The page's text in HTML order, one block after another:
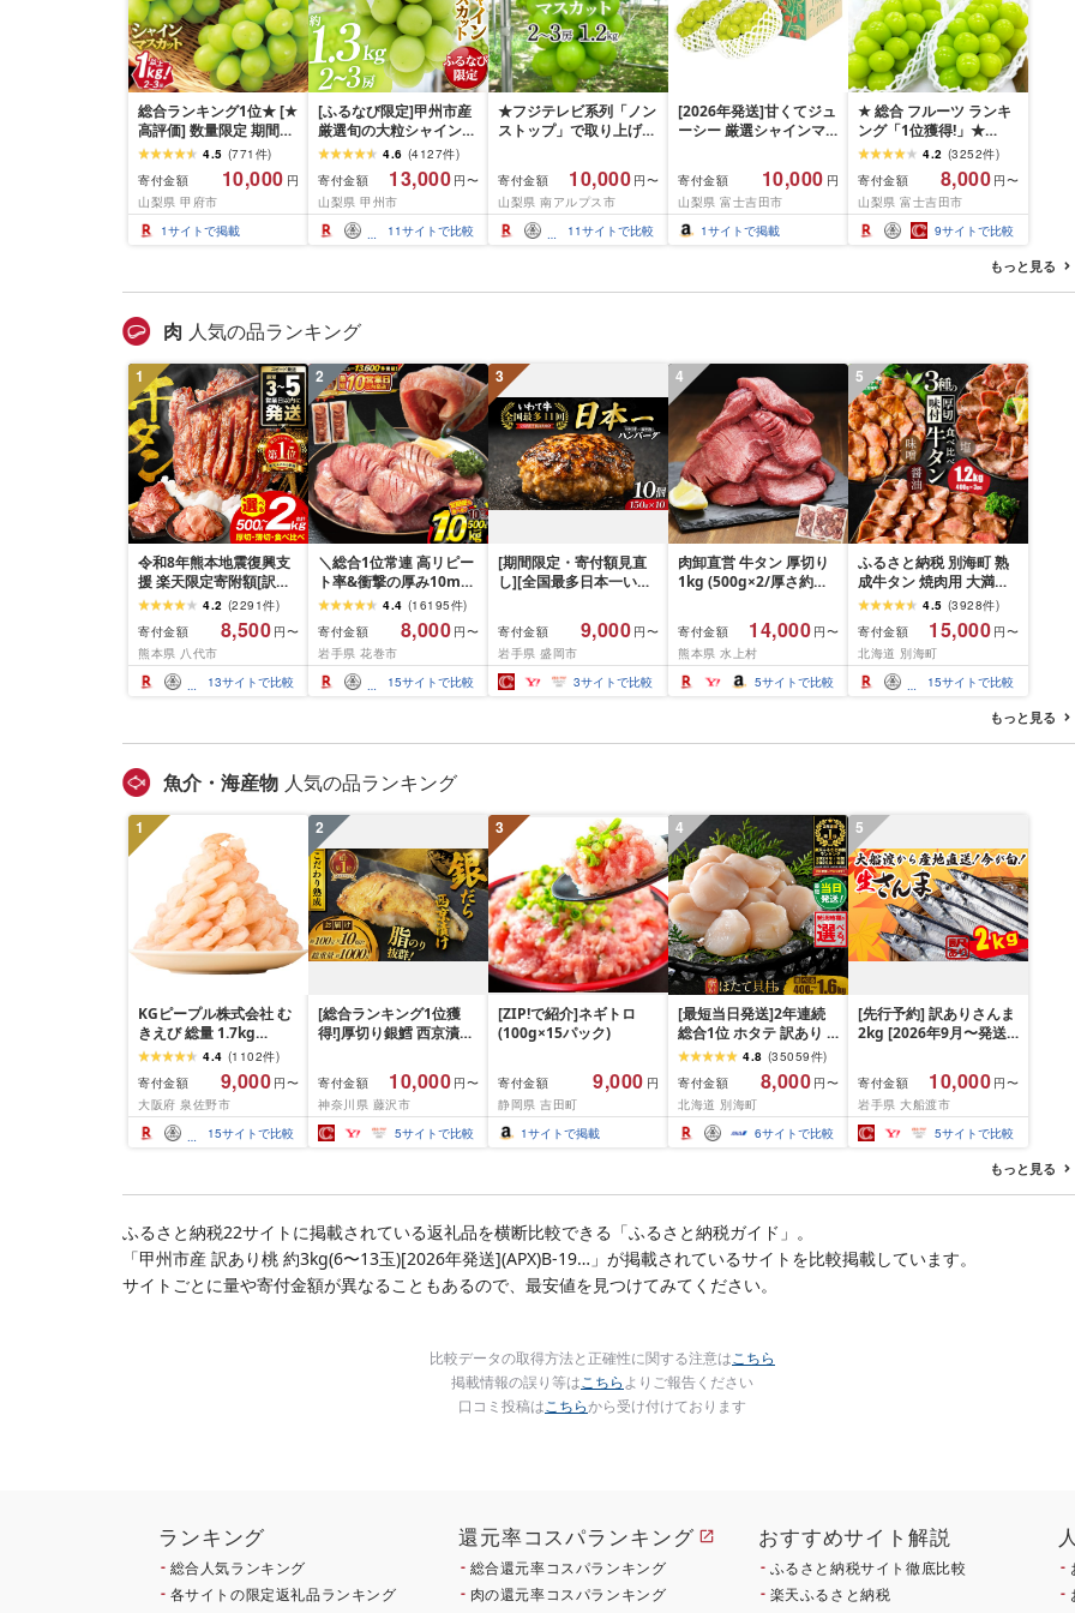
総合ランキング1位★ [★
高評価] 数量限定 期間限
定 2026年 先行予約 山梨
県産 ぶどう シャイン マ
スカット フルーツ王国
人気 果物 2〜3房 冷蔵
1kg 以上 種なし 大粒 高
4.5 (771 件)
寄付金額
10,000 円
山梨県 甲府市
1サイトで掲載
[ふるなび限定]甲州市産
厳選旬の大粒シャインマ
スカット 約1.3kg 2〜3
房[2026年発送]
(MG)B12-472 FN-
Limited-VO シャインマ
スカット フルーツ
4.6 (4127件)
寄付金額
13,000 円〜
山梨県 甲州市
11サイトで比較
★フジテレビ系列「ノン
ストップ」で取り上げら
先行予約]南アルプス市
産シャインマスカット
1.2kg以上(2〜3房)ふる
さと納税 おすすめ 山梨
県 南アルプス市 送料無
寄付金額 10,000 円〜
山梨県 南アルプス市
11サイトで比較
[2026年発送]甘くてジュ
ーシー 厳選シャインマ
月前半(1〜15日)から10
月下旬までの発送) フル
ーツ ぶどう 果物 山梨県
産 2026 旬 大粒 高級 ブ
寄付金額 10,000 円
山梨県 富士吉田市
1サイトで掲載
★ 総合 フルーツ ランキ
ング「1位獲得!」★
2026年発送 シャインマ
スカット 選べる容量
500g 1kg 1.5kg 2kg
3kg ふるさと納税 フル
ーツ ぶどう 果物 送料無
料 山梨県産 2026 旬 大
粒 高級 ブドウ 葡萄 富士
4.2 (3252件)
寄付金額
8,000 円〜
山梨県 富士吉田市
9サイトで比較
もっと見る
肉 人気の品ランキング
1
令和8年熊本地震復興支
援 楽天限定寄附額[訳あ
り]牛タン 500g〜2kg 肉
牛肉 訳あり 牛タン 冷凍
小分け 厚切り 薄切り 食
べ比べ 500g 1kg 1.5kg
2kg 牛 人気 ビーフ 牛た
ん ふるさと納税 ランキ
4.2 (2291件)
寄付金額
8,500 円〜
熊本県 八代市
13サイトで比較
2
＼総合1位常連 高リピー
ト率&衝撃の厚み10mm
厚切り牛タン 塩味/ ≪ス
ピード発送!!10営業日以
内発送≫ 選べる内容量
500g / 1kg 定期便 毎月
届く 牛肉 肉 BBQ ふるさ
と 人気 ランキング 岩手
4.4 (16195件)
寄付金額
8,000 円〜
岩手県 花巻市
15サイトで比較
3
[期間限定・寄付額見直
し][全国最多日本一いわ
1.5kg(150g×10個) いわ
て牛 × 岩中豚 ハンバー
グ 合挽き 合い挽き 黒毛
和牛 人気 冷凍 個包装 小
分け 冷凍 牛肉 豚肉 和牛
岡 shikoku001k
寄付金額 9,000 円〜
岩手県 盛岡市
3サイトで比較
4
肉卸直営 牛タン 厚切り
1kg (500g×2/厚さ約
牛肉 焼肉 冷凍 スライス
業務用 バーベキュー
BBQ おつまみ ギフト お
祝い お中元 夏ギフト
寄付金額 14,000 円〜
熊本県 水上村
5サイトで比較
5
ふるさと納税 別海町 熟
成牛タン 焼肉用 大満足
1.2kg3種 牛タン厚切り
スライス ステーキ 別海
町ふるさと納税
4.5 (3928件)
寄付金額
15,000 円〜
北海道 別海町
15サイトで比較
もっと見る
魚介・海産物 人気の品ランキング
1
KGピープル株式会社 む
きえび 総量 1.7kg
(850g×2P) 特大 5Lサイ
ズ バナメイエビ バラ凍
結 下処理不要 サイズ不
揃い 訳あり
4.4 (1102件)
寄付金額
9,000 円〜
大阪府 泉佐野市
15サイトで比較
2
[総合ランキング1位獲
得!]厚切り銀鱈 西京漬け
約 1,000g (約 100g × 10
切) 西京味噌 西京みそ 味
噌漬け みそ 味噌 鮮魚 魚
介 銀だら 銀ダラ ギンダ
ラ ぎんだら 鱈 タラ 魚
礼品 おかず おつまみ お
酒のあて 家計応援
10000円 魚喜 神奈川 湘
南 藤沢
寄付金額 10,000 円〜
神奈川県 藤沢市
5サイトで比較
3
[ZIP!で紹介]ネギトロ
(100g×15パック)
寄付金額 9,000 円
静岡県 吉田町
1サイトで掲載
4
[最短当日発送]2年連続
総合1位 ホタテ 訳あり (
ふるさと納税 ほたて ふ
るさと納税 訳あり 帆立
ふるさと わけあり ホタ
テ貝柱 貝 人気 不揃い 刺
身 規格外 魚介 ランキン
グ 海鮮 冷凍 発送時期が
4.8 (35059件)
寄付金額
8,000 円〜
北海道 別海町
6サイトで比較
5
[先行予約] 訳ありさんま
2kg [2026年9月〜発送
マ Sashimi FISH 魚 新
鮮 ごはん 夕飯 おかず お
つまみ 晩酌 米 丼 海産物
海鮮 魚介 魚介類 テレビ
TV 放送 ニュース 番組
大船渡 大船渡市 三陸 被
寄付金額 10,000 円〜
岩手県 大船渡市
5サイトで比較
もっと見る
ふるさと納税22サイトに掲載されている返礼品を横断比較できる「ふるさと納税ガイド」。
「甲州市産 訳あり桃 約3kg(6〜13玉)[2026年発送](APX)B-19…」が掲載されているサイトを比較掲載しています。
サイトごとに量や寄付金額が異なることもあるので、最安値を見つけてみてください。
比較データの取得方法と正確性に関する注意はこちら
掲載情報の誤り等はこちらよりご報告ください
口コミ投稿はこちらから受け付けております
ランキング
総合人気ランキング
各サイトの限定返礼品ランキング
還元率コスパランキング
総合還元率コスパランキング
肉の還元率コスパランキング
おすすめサイト解説
ふるさと納税サイト徹底比較
楽天ふるさと納税